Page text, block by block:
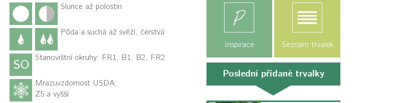
Slunce až polostín
Půda a suchá až svěží, čerstvá
Stanovištní okruhy: FR1, B1, B2, FR2
Mrazuvzdornost USDA:
Z5 a vyšší
Inspirace Seznam trvalek
Poslední přidané trvalky